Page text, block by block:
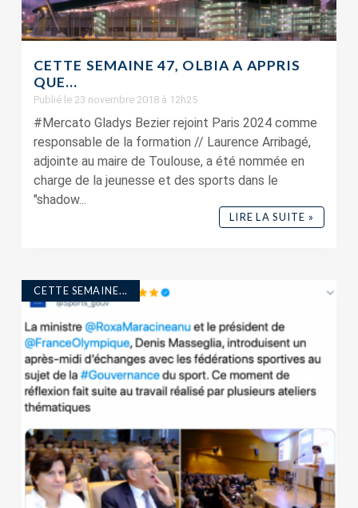
CETTE SEMAINE 47, OLBIA A APPRIS
QUE…
Publié le 23 novembre 2018 à 12h25
#Mercato Gladys Bezier rejoint Paris 2024 comme
responsable de la formation // Laurence Arribagé,
adjointe au maire de Toulouse, a été nommée en
charge de la jeunesse et des sports dans le
"shadow...
LIRE LA SUITE »
CETTE SEMAINE...